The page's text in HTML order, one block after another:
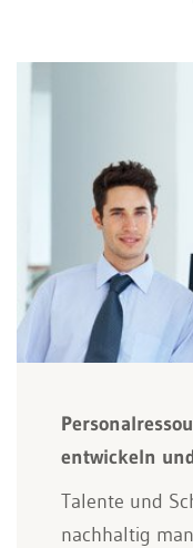
entwickeln
Talente und
nachhaltig